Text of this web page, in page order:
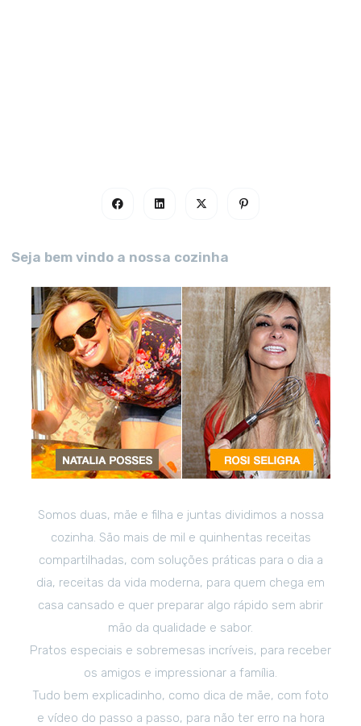
Seja bem vindo a nossa cozinha
Somos duas, mãe e filha e juntas dividimos a nossa
cozinha. São mais de mil e quinhentas receitas
compartilhadas, com soluções práticas para o dia a
dia, receitas da vida moderna, para quem chega em
casa cansado e quer preparar algo rápido sem abrir
mão da qualidade e sabor.
Pratos especiais e sobremesas incríveis, para receber
os amigos e impressionar a família.
Tudo bem explicadinho, como dica de mãe, com foto
e vídeo do passo a passo, para não ter erro na hora